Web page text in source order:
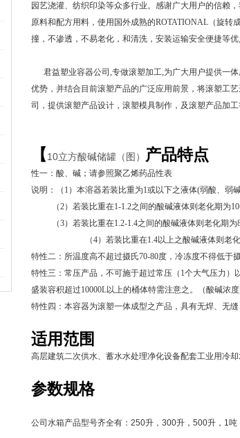
园艺浇灌、纺织印染等众多行业。感谢广大用户的信赖
原料和配方用料，使用国外成熟的ROTATIONAL（旋
撞，不渗透，不易老化，和清洗，安装运输安全便捷等优
君益塑业容器公司,专做滚塑加工,为广大用户提供一
优势，并结合目前滚塑产品的广泛应用前景，将滚塑工
司，提供滚塑产品设计，滚塑模具制作，及滚塑产品加工
【 10立方酸碱储罐（图） 产品特点
性一：酸、碱；请参照聚乙烯药品性表
说明：（1）本溶器若装比重为1或以下之液体(弱酸、弱
（2）若装比重在1-1.2之间的酸碱液体则老化期为10
（3）若装比重在1.2-1.4之间的酸碱液体则老化期为
（4）若装比重在1.4以上之酸碱液体则老化
特性二：所温度高不超过摄氏70-80度，冷冻度不得低于摄
特性三：常压产品，不可施于超过常压（1个大气压力
盛装容积超过10000L以上的桶体特需注意之。（酸碱浓
特性四：本容器为滚塑一体成型之产品，具有无焊、无
适用范围
高层建筑二次供水、蓄水水处理净化设备配套工业用冷
参数规格
公司水箱产品型号齐全有： 250升， 300升， 500升， 1吨